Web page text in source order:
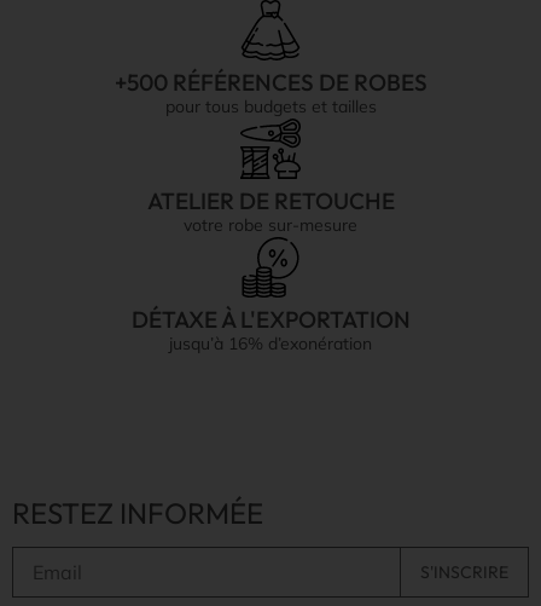
+500 RÉFÉRENCES DE ROBES
pour tous budgets et tailles
ATELIER DE RETOUCHE
votre robe sur-mesure
DÉTAXE À L'EXPORTATION
jusqu’à 16% d’exonération
RESTEZ INFORMÉE